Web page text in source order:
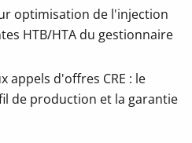
optimisation de l'injection
HTB/HTA du gestionnaire
appels d'offres CRE : le
de production et la garantie